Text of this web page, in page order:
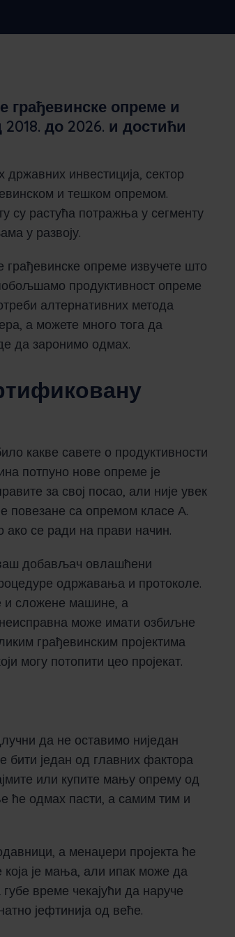
грађевинске опреме и
до 2026. и достићи
државних инвестиција, сектор
и тешком опремом.
су растућа потражња у сегменту
у развоју.
грађевинске опреме извучете што
продуктивност опреме
алтернативних метода
а можете много тога да
да заронимо одмах.
какве савете о продуктивности
потпуно нове опреме је
за свој посао, али није увек
повезане са опремом класе А.
се ради на прави начин.
ваш добављач овлашћени
одржавања и протоколе.
и сложене машине, а
може имати озбиљне
грађевинским пројектима
могу потопити цео пројекат.
да не оставимо ниједан
један од главних фактора
или купите мању опрему од
ће одмах пасти, а самим тим и
а менаџери пројекта ће
је мања, али ипак може да
време чекајући да наруче
јефтинија од веће.